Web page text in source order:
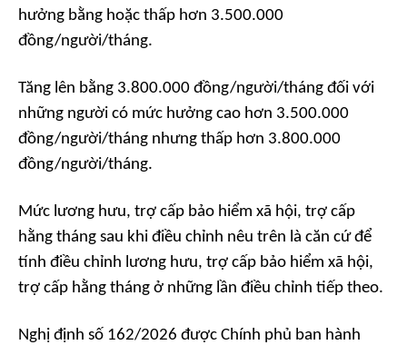
hưởng bằng hoặc thấp hơn 3.500.000
đồng/người/tháng.
Tăng lên bằng 3.800.000 đồng/người/tháng đối với
những người có mức hưởng cao hơn 3.500.000
đồng/người/tháng nhưng thấp hơn 3.800.000
đồng/người/tháng.
Mức lương hưu, trợ cấp bảo hiểm xã hội, trợ cấp
hằng tháng sau khi điều chỉnh nêu trên là căn cứ để
tính điều chỉnh lương hưu, trợ cấp bảo hiểm xã hội,
trợ cấp hằng tháng ở những lần điều chỉnh tiếp theo.
Nghị định số 162/2026 được Chính phủ ban hành